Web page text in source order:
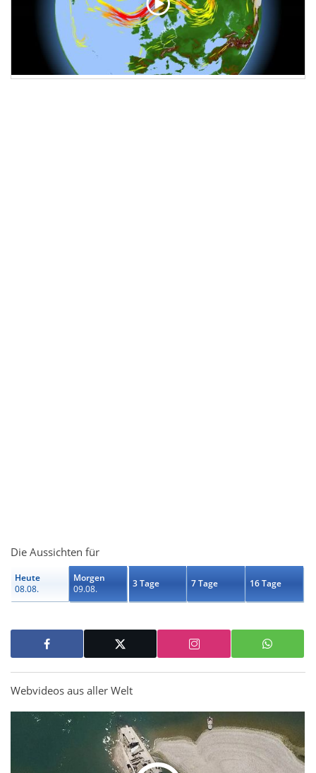
Die Aussichten für
Heute
08.08.
Morgen
09.08.
3 Tage 7 Tage 16 Tage
Webvideos aus aller Welt